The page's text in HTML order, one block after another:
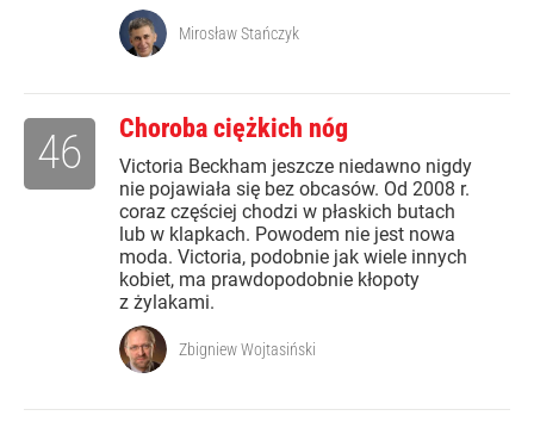
Mirosław Stańczyk
Choroba ciężkich nóg
Victoria Beckham jeszcze niedawno nigdy
nie pojawiała się bez obcasów. Od 2008 r.
coraz częściej chodzi w płaskich butach
lub w klapkach. Powodem nie jest nowa
moda. Victoria, podobnie jak wiele innych
kobiet, ma prawdopodobnie kłopoty
z żylakami.
46
Zbigniew Wojtasiński